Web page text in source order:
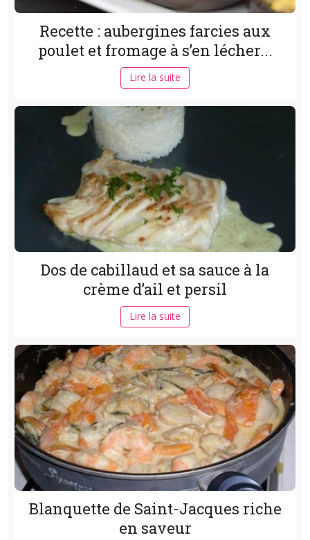
Recette : aubergines farcies aux
poulet et fromage à s’en lécher...
Lire la suite
Dos de cabillaud et sa sauce à la
crème d’ail et persil
Lire la suite
Blanquette de Saint-Jacques riche
en saveur